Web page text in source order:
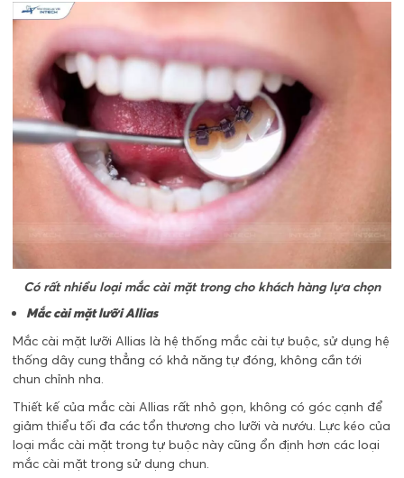
Có rất nhiều loại mắc cài mặt trong cho khách hàng lựa chọn
Mắc cài mặt lưỡi Allias
Mắc cài mặt lưỡi Allias là hệ thống mắc cài tự buộc, sử dụng hệ
thống dây cung thẳng có khả năng tự đóng, không cần tới
chun chỉnh nha.
Thiết kế của mắc cài Allias rất nhỏ gọn, không có góc cạnh để
giảm thiểu tối đa các tổn thương cho lưỡi và nướu. Lực kéo của
loại mắc cài mặt trong tự buộc này cũng ổn định hơn các loại
mắc cài mặt trong sử dụng chun.